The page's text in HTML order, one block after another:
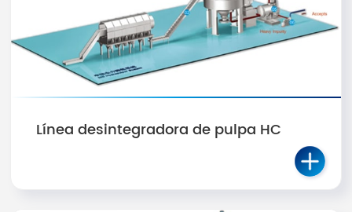
Línea desintegradora de pulpa HC